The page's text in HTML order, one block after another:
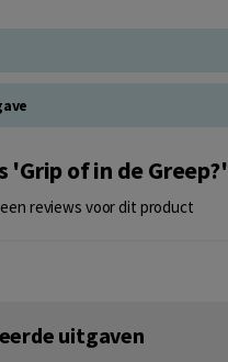
'Grip of in de Greep?'
reviews voor dit product
uitgaven